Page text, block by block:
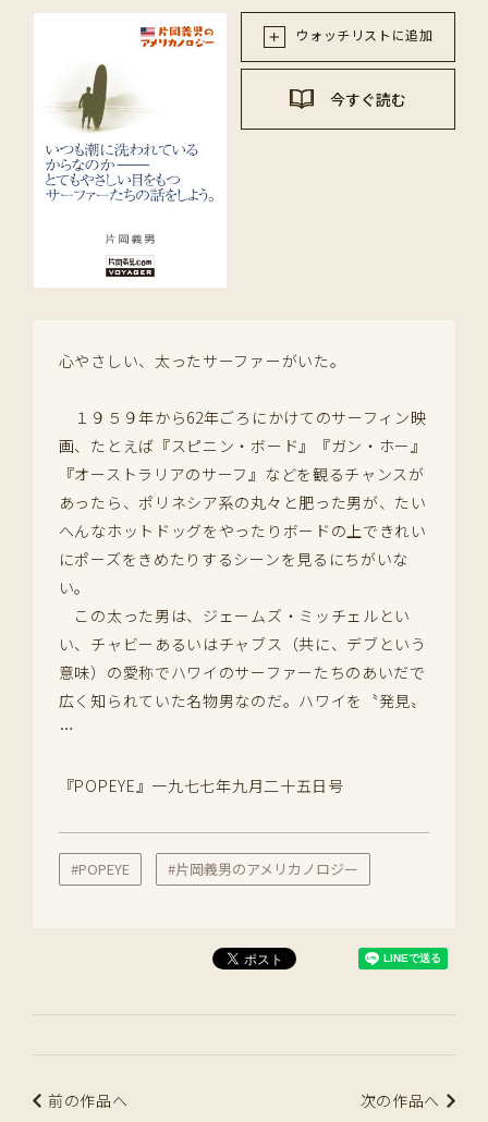
ウォッチリストに追加
今すぐ読む
心やさしい、太ったサーファーがいた。
１９５９年から62年ごろにかけてのサーフィン映
画、たとえば『スピニン・ボード』『ガン・ホー』
『オーストラリアのサーフ』などを観るチャンスが
あったら、ポリネシア系の丸々と肥った男が、たい
へんなホットドッグをやったりボードの上できれい
にポーズをきめたりするシーンを見るにちがいな
い。
この太った男は、ジェームズ・ミッチェルとい
い、チャビーあるいはチャブス（共に、デブという
意味）の愛称でハワイのサーファーたちのあいだで
広く知られていた名物男なのだ。ハワイを〝発見〟
…
『POPEYE』一九七七年九月二十五日号
#POPEYE #片岡義男のアメリカノロジー
前の作品へ
次の作品へ